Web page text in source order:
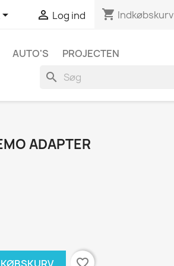
 Log ind shopping_cart Indkøbskurv
AUTO'S PROJECTEN
search
ADAPTER
favorite_border